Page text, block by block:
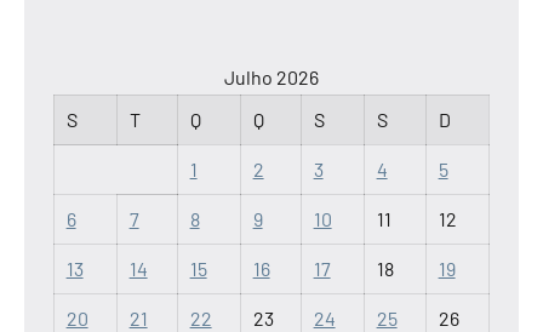
Julho 2026
S
T Q Q S S D
1 2 3 4 5
6 7 8 9 10 11 12
13 14 15 16 17 18 19
20 21 22 23 24 25 26